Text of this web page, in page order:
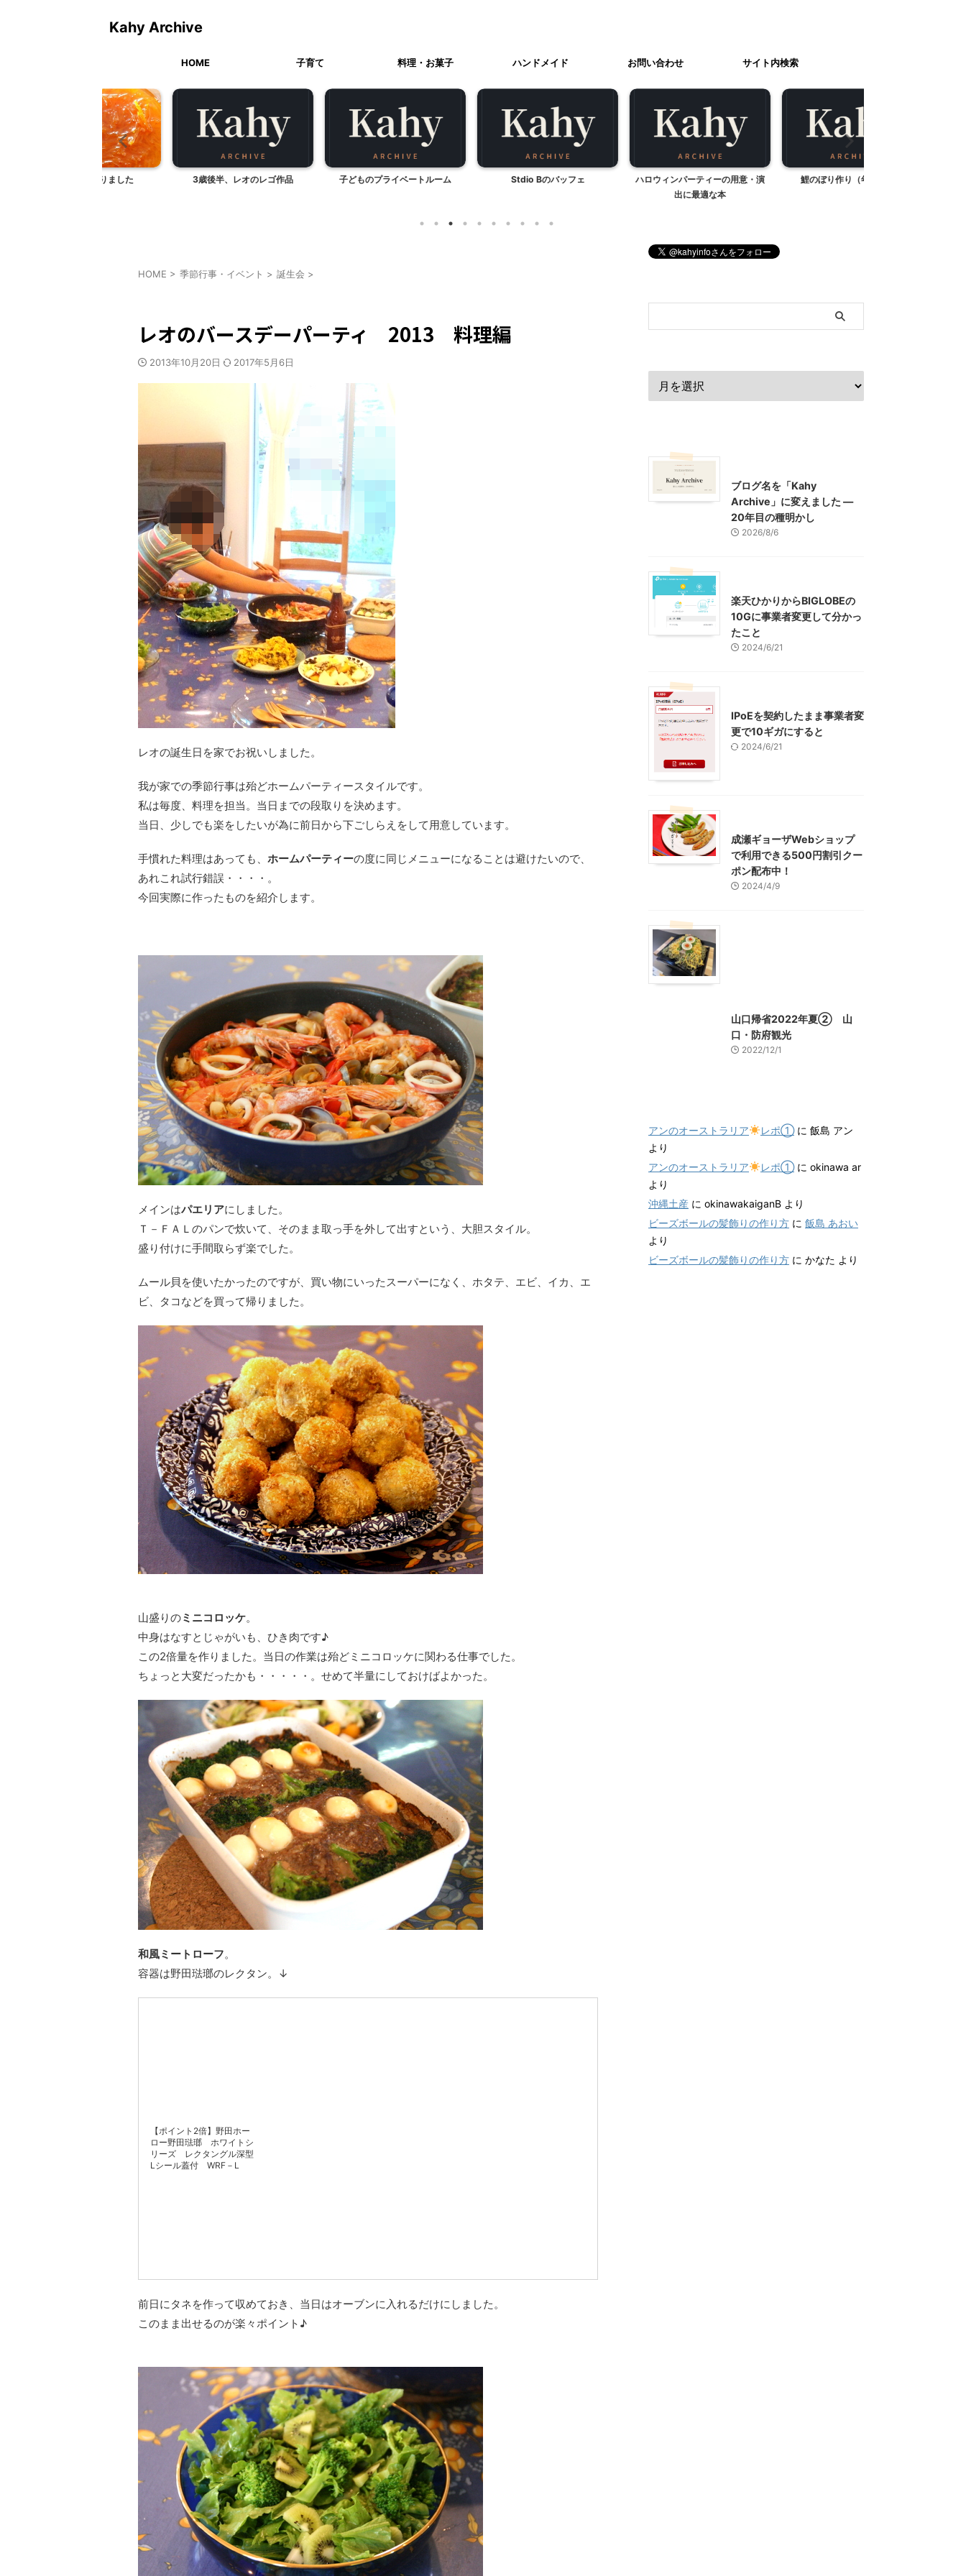
Kahy Archive
HOME 子育て 料理・お菓子 ハンドメイド お問い合わせ サイト内検索
3歳後半、レオのレゴ作品 子どものプライベートルーム Stdio Bのバッフェ
ハロウィンパーティーの用意・演
鯉のぼり作り（年少児編）
HOME > 季節行事・イベント > 誕生会 >
レオのバースデーパーティ 2013 料理編
2013年10月20日 2017年5月6日
レオの誕生日を家でお祝いしました。
我が家での季節行事は殆どホームパーティースタイルです。
私は毎度、料理を担当。当日までの段取りを決めます。
当日、少しでも楽をしたいが為に前日から下ごしらえをして用意しています。
手慣れた料理はあっても、 ホームパーティーの度に同じメニューになることは避けたいので、
あれこれ試行錯誤・・・・。
今回実際に作ったものを紹介します。
メインはパエリアにしました。
Ｔ－ＦＡＬのパンで炊いて、そのまま取っ手を外して出すという、大胆スタイル。
盛り付けに手間取らず楽でした。
ムール貝を使いたかったのですが、買い物にいったスーパーになく、ホタテ、エビ、イカ、エ
ビ、タコなどを買って帰りました。
山盛りのミニコロッケ。
中身はなすとじゃがいも、ひき肉です♪
この2倍量を作りました。当日の作業は殆どミニコロッケに関わる仕事でした。
ちょっと大変だったかも・・・・・。せめて半量にしておけばよかった。
和風ミートローフ。
容器は野田琺瑯のレクタン。↓
【ポイント2倍】野田ホー
ロー野田琺瑯 ホワイトシ
リーズ レクタングル深型
Lシール蓋付 WRF－L
前日にタネを作って収めておき、当日はオーブンに入れるだけにしました。
このまま出せるのが楽々ポイント♪
ブログ名を「Kahy
Archive」に変えました ―
20年目の種明かし
2026/8/6
楽天ひかりからBIGLOBEの
10Gに事業者変更して分かっ
たこと
2024/6/21
IPoEを契約したまま事業者変
更で10ギガにすると
2024/6/21
成瀬ギョーザWebショップ
で利用できる500円割引クー
ポン配布中！
2024/4/9
山口帰省2022年夏② 山
口・防府観光
2022/12/1
アンのオーストラリア レポ①に 飯島 アン
より
アンのオーストラリア
レポ①に okinawa ar
より
沖縄土産 に okinawakaiganB より
ビーズボールの髪飾りの作り方 に 飯島 あおい
より
ビーズボールの髪飾りの作り方 に かなた より